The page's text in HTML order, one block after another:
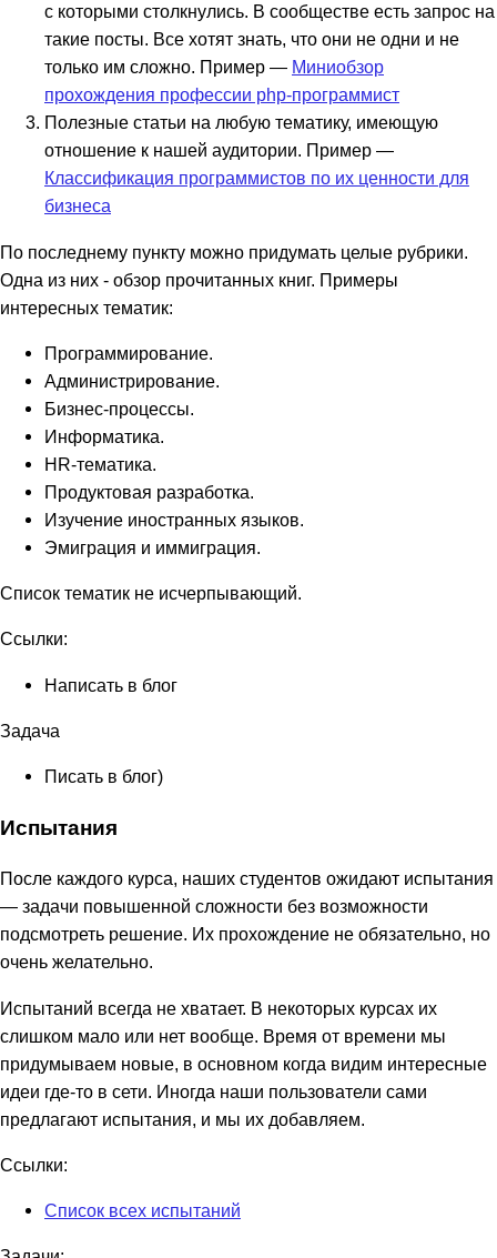
с которыми столкнулись. В сообществе есть запрос на
такие посты. Все хотят знать, что они не одни и не
только им сложно. Пример — Миниобзор
прохождения профессии php-программист
Полезные статьи на любую тематику, имеющую
отношение к нашей аудитории. Пример —
Классификация программистов по их ценности для
бизнеса
По последнему пункту можно придумать целые рубрики.
Одна из них - обзор прочитанных книг. Примеры
интересных тематик:
Программирование.
Администрирование.
Бизнес-процессы.
Информатика.
HR-тематика.
Продуктовая разработка.
Изучение иностранных языков.
Эмиграция и иммиграция.
Список тематик не исчерпывающий.
Ссылки:
Написать в блог
Задача
Писать в блог)
Испытания
После каждого курса, наших студентов ожидают испытания
— задачи повышенной сложности без возможности
подсмотреть решение. Их прохождение не обязательно, но
очень желательно.
Испытаний всегда не хватает. В некоторых курсах их
слишком мало или нет вообще. Время от времени мы
придумываем новые, в основном когда видим интересные
идеи где-то в сети. Иногда наши пользователи сами
предлагают испытания, и мы их добавляем.
Ссылки:
Список всех испытаний